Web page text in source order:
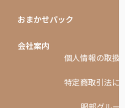
おまかせパック
会社案内
個人情報の取扱
特定商取引法に